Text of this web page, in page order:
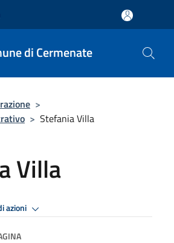
di Cermenate
>
> Stefania Villa
Villa
azioni